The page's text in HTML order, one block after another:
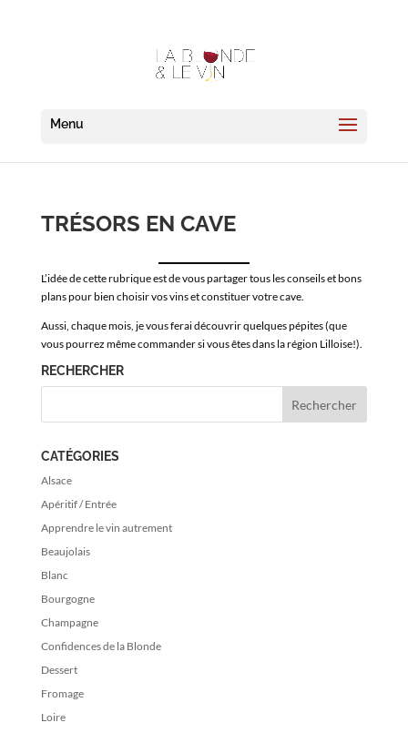
TRÉSORS EN CAVE
L’idée de cette rubrique est de vous partager tous les conseils et bons
plans pour bien choisir vos vins et constituer votre cave.
Aussi, chaque mois, je vous ferai découvrir quelques pépites (que
vous pourrez même commander si vous êtes dans la région Lilloise!).
RECHERCHER
CATÉGORIES
Alsace
Apéritif / Entrée
Apprendre le vin autrement
Beaujolais
Blanc
Bourgogne
Champagne
Confidences de la Blonde
Dessert
Fromage
Loire